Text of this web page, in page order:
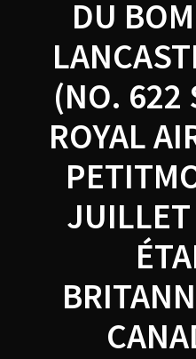
DU
(NO. 622
ROYAL